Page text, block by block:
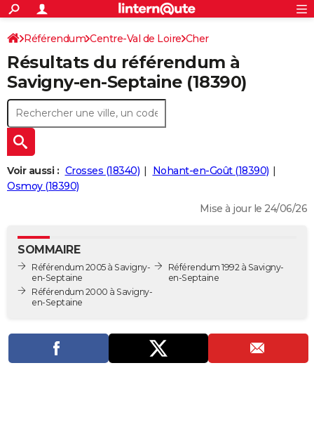
ACTUALITÉS
Politique
Société
Faits Divers
Education
Monde
Villes
+
SPORT
Coupe du monde 2026
Football
Tennis
Cyclisme
Rugby
Forum
CULTURE
Programme TV
TNT
Streaming
Cinéma
Sorties cinéma
Musique
+
FINANCE
Retraite
Impôts
Epargne
Immobilier
Risques naturels par ville
Banque
Assurance
Crédit
AUTO
Essais
Réserver un essai
Citadines
Berlines
SUV
Forum auto
+
HIGH-TECH
Mobiles
Meilleur smartphone
Internet
Ordinateurs
Jeux vidéo
Guide high-tech
+
BRICOLAGE
Guides de France
Escapades
Patrimoine
Expositions
Musées
Week-end nature
LIFESTYLE
Art de vivre
Bien-être
Loisirs
ModeModes de vie
SANTE
Alimentation
Guide de la santé
Maladies
Médicaments
Sommeil
VOYAGE
PHOTO
GUIDES D'ACHAT
S'inscrire
Connexion
Référendum Centre-Val de Loire Cher
Savigny-en-Septaine
Résultats du référendum à
Savigny-en-Septaine (18390)
Voir aussi : Crosses (18340)
Nohant-en-Goût (18390)
Osmoy (18390)
Mise à jour le 24/06/26
SOMMAIRE
Référendum 2005 à Savigny-
en-Septaine
Référendum 2000 à Savigny-
en-Septaine
Référendum 1992 à Savigny-
en-Septaine